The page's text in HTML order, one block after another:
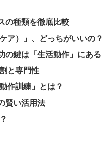
の種類を徹底比較
ア）」、どっちがいいの？
の鍵は「生活動作」にある
と専門性
作訓練」とは？
賢い活用法